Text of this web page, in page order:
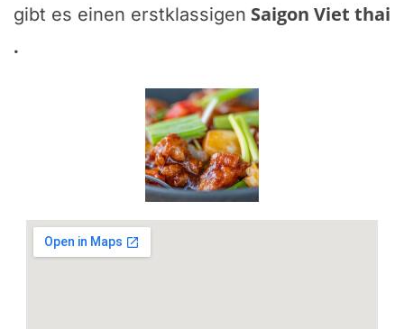
gibt es einen erstklassigen Saigon Viet thai
.